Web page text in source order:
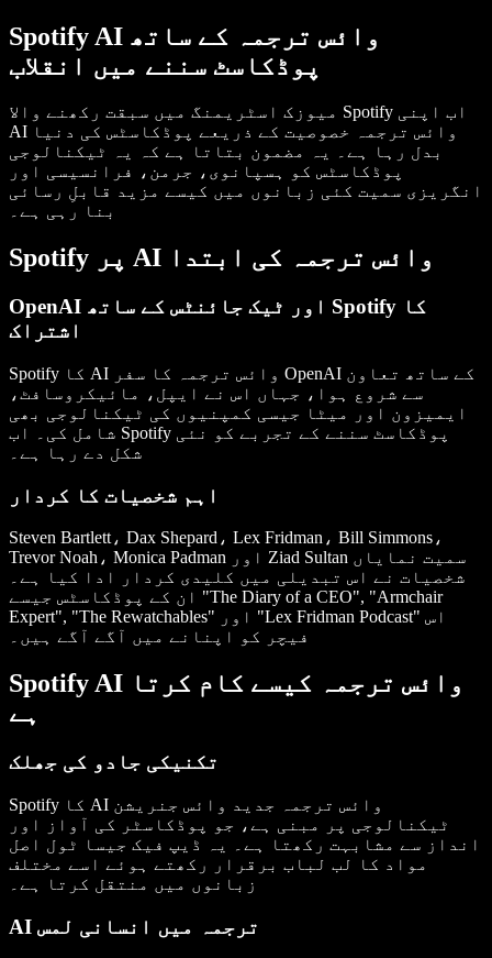
Spotify AI وائس ترجمہ کے ساتھ
پوڈکاسٹ سننے میں انقلاب
میوزک اسٹریمنگ میں سبقت رکھنے والا Spotify اب اپنی
AI وائس ترجمہ خصوصیت کے ذریعے پوڈکاسٹس کی دنیا
بدل رہا ہے۔ یہ مضمون بتاتا ہے کہ یہ ٹیکنالوجی
پوڈکاسٹس کو ہسپانوی، جرمن، فرانسیسی اور
انگریزی سمیت کئی زبانوں میں کیسے مزید قابلِ رسائی
بنا رہی ہے۔
Spotify پر AI وائس ترجمہ کی ابتدا
OpenAI اور ٹیک جائنٹس کے ساتھ Spotify کا
اشتراک
Spotify کا AI وائس ترجمہ کا سفر OpenAI کے ساتھ تعاون
سے شروع ہوا، جہاں اس نے ایپل، مائیکروسافٹ،
ایمیزون اور میٹا جیسی کمپنیوں کی ٹیکنالوجی بھی
شامل کی۔ اب Spotify پوڈکاسٹ سننے کے تجربے کو نئی
شکل دے رہا ہے۔
اہم شخصیات کا کردار
Steven Bartlett، Dax Shepard، Lex Fridman، Bill Simmons،
Trevor Noah، Monica Padman اور Ziad Sultan سمیت نمایاں
شخصیات نے اس تبدیلی میں کلیدی کردار ادا کیا ہے۔
ان کے پوڈکاسٹس جیسے "The Diary of a CEO", "Armchair
Expert", "The Rewatchables" اور "Lex Fridman Podcast" اس
فیچر کو اپنانے میں آگے آگے ہیں۔
Spotify AI وائس ترجمہ کیسے کام کرتا
ہے
تکنیکی جادو کی جھلک
Spotify کا AI وائس ترجمہ جدید وائس جنریشن
ٹیکنالوجی پر مبنی ہے، جو پوڈکاسٹر کی آواز اور
انداز سے مشابہت رکھتا ہے۔ یہ ڈیپ فیک جیسا ٹول اصل
مواد کا لب لباب برقرار رکھتے ہوئے اسے مختلف
زبانوں میں منتقل کرتا ہے۔
AI ترجمہ میں انسانی لمس